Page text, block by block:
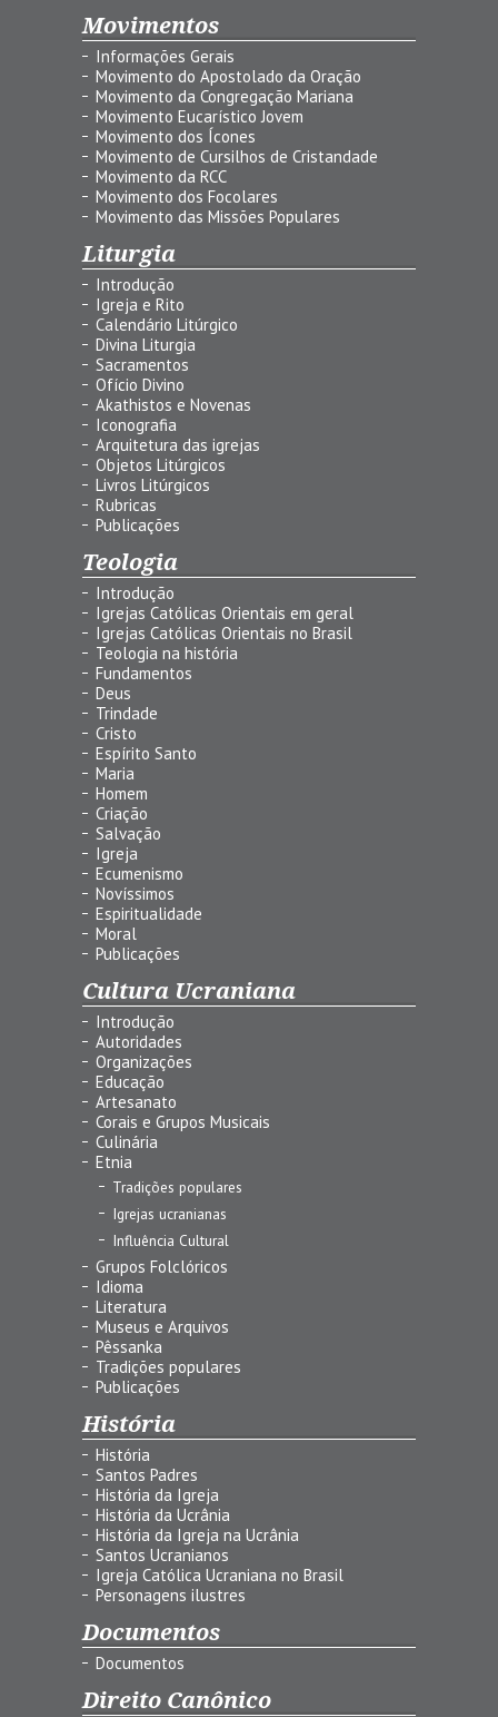
Movimentos
Informações Gerais
Movimento do Apostolado da Oração
Movimento da Congregação Mariana
Movimento Eucarístico Jovem
Movimento dos Ícones
Movimento de Cursilhos de Cristandade
Movimento da RCC
Movimento dos Focolares
Movimento das Missões Populares
Liturgia
Introdução
Igreja e Rito
Calendário Litúrgico
Divina Liturgia
Sacramentos
Ofício Divino
Akathistos e Novenas
Iconografia
Arquitetura das igrejas
Objetos Litúrgicos
Livros Litúrgicos
Rubricas
Publicações
Teologia
Introdução
Igrejas Católicas Orientais em geral
Igrejas Católicas Orientais no Brasil
Teologia na história
Fundamentos
Deus
Trindade
Cristo
Espírito Santo
Maria
Homem
Criação
Salvação
Igreja
Ecumenismo
Novíssimos
Espiritualidade
Moral
Publicações
Cultura Ucraniana
Introdução
Autoridades
Organizações
Educação
Artesanato
Corais e Grupos Musicais
Culinária
Etnia
Tradições populares
Igrejas ucranianas
Influência Cultural
Grupos Folclóricos
Idioma
Literatura
Museus e Arquivos
Pêssanka
Tradições populares
Publicações
História
História
Santos Padres
História da Igreja
História da Ucrânia
História da Igreja na Ucrânia
Santos Ucranianos
Igreja Católica Ucraniana no Brasil
Personagens ilustres
Documentos
Documentos
Direito Canônico